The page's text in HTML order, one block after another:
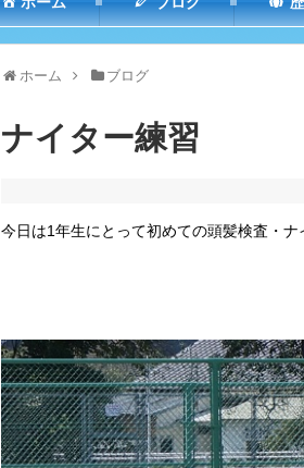
ホーム ブログ
ナイター練習
今日は1年生にとって初めての頭髪検査・ナ